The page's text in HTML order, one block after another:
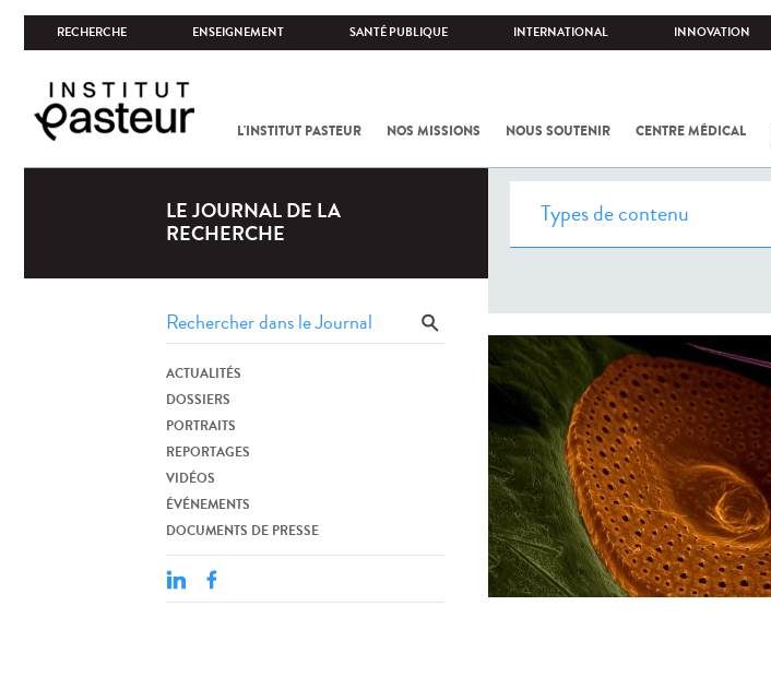
RECHERCHE ENSEIGNEMENT SANTÉ PUBLIQUE INTERNATIONAL INNOVATION
L'INSTITUT PASTEUR NOS MISSIONS NOUS SOUTENIR CENTRE MÉDICAL
LE JOURNAL DE LA
RECHERCHE
ACTUALITÉS
DOSSIERS
PORTRAITS
REPORTAGES
VIDÉOS
ÉVÉNEMENTS
DOCUMENTS DE PRESSE